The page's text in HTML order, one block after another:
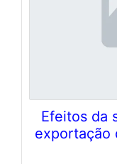
Efeitos da
exportação